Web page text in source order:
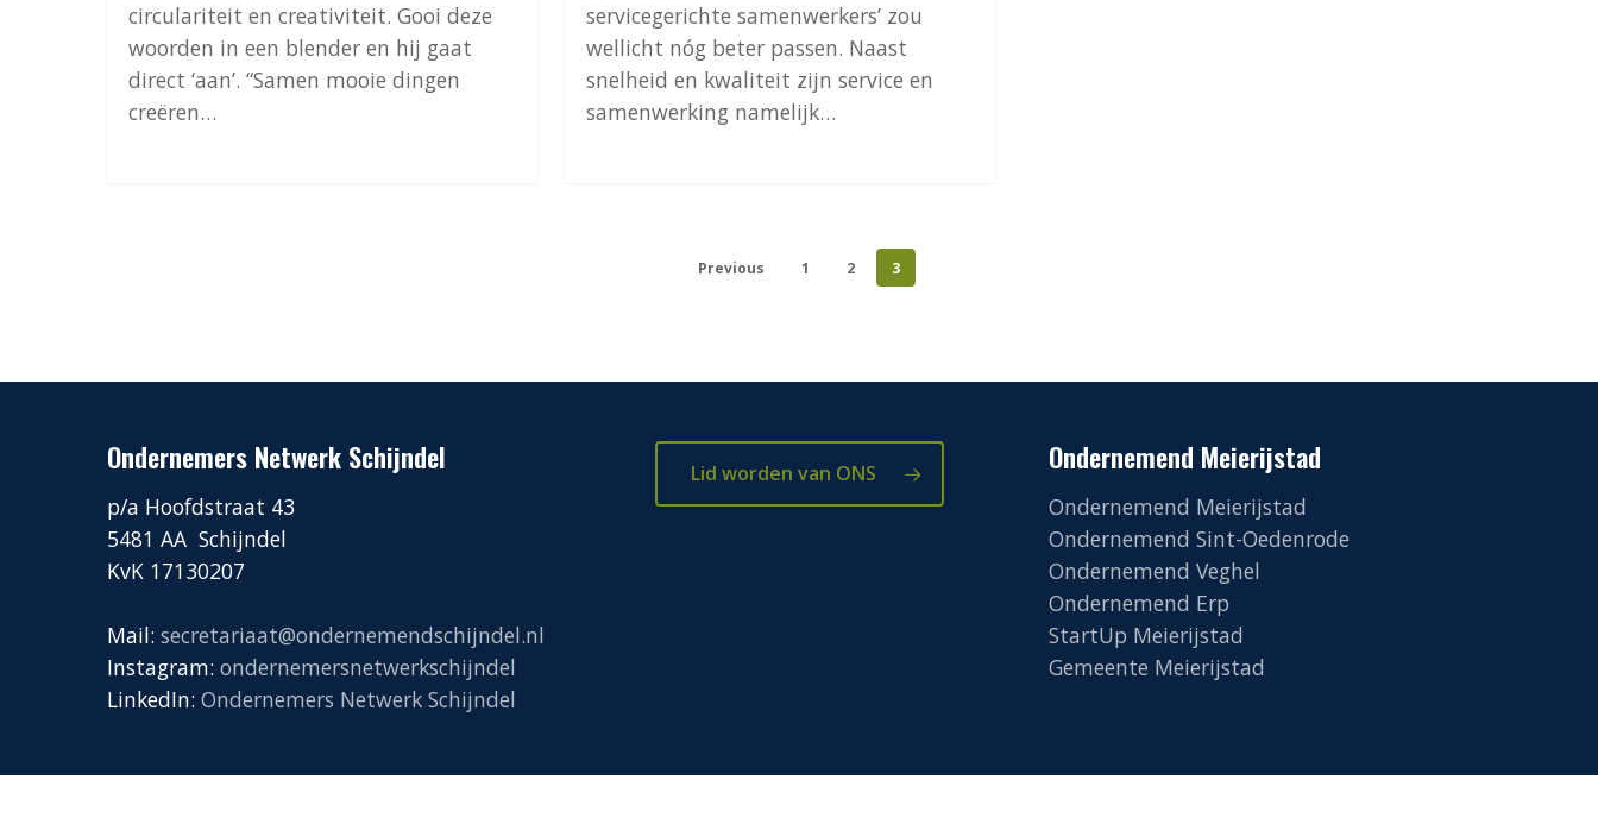
circulariteit en creativiteit. Gooi deze
woorden in een blender en hij gaat
direct ‘aan’. “Samen mooie dingen
creëren…
servicegerichte samenwerkers’ zou
wellicht nóg beter passen. Naast
snelheid en kwaliteit zijn service en
samenwerking namelijk…
Previous 1 2 3
Ondernemers Netwerk Schijndel
p/a Hoofdstraat 43
5481 AA Schijndel
KvK 17130207
Mail:secretariaat@ondernemendschijndel.nl
Instagram:ondernemersnetwerkschijndel
LinkedIn:Ondernemers Netwerk Schijndel
Lid worden van ONS Ondernemend Meierijstad
Ondernemend Meierijstad
Ondernemend Sint-Oedenrode
Ondernemend Veghel
Ondernemend Erp
StartUp Meierijstad
Gemeente Meierijstad